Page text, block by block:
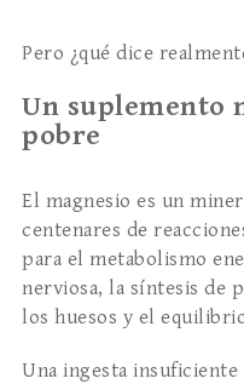
Pero ¿qué dice
Un suplemento
pobre
El magnesio es un
centenares de
para el metabolismo
nerviosa, la síntesis de
los huesos y el
Una ingesta insuficiente